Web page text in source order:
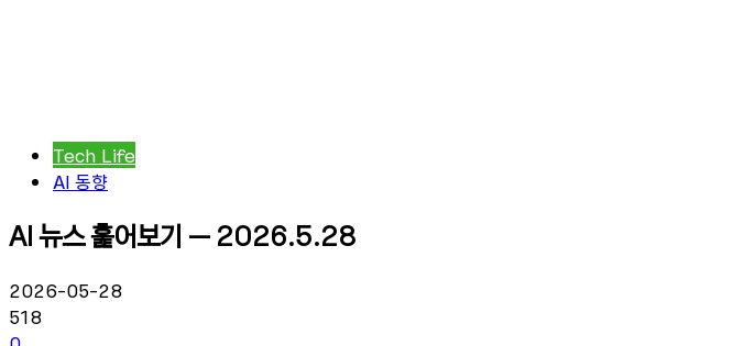
Tech Life
AI 동향
AI 뉴스 훑어보기 – 2026.5.28
2026-05-28
518